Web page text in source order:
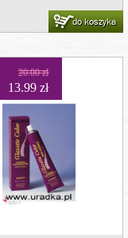
do koszyka
20.00 zł
13.99 zł